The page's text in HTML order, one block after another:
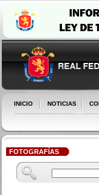
INICIO NOTICIAS
FOTOGRAFÍAS